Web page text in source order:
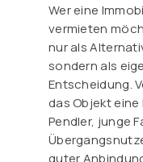
Wer eine
vermieten
nur als
sondern als
Entscheidung.
das Objekt
Pendler, junge
guter